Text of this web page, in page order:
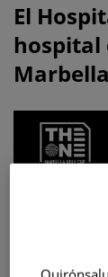
Hospital
Quirónsalud
Marbella,
hospital
de
El
hospital